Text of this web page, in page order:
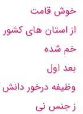
خوش قامت
از استان های كشور
خم شده
بعد اول
وظیفه درخور دانش
ز جنس نی